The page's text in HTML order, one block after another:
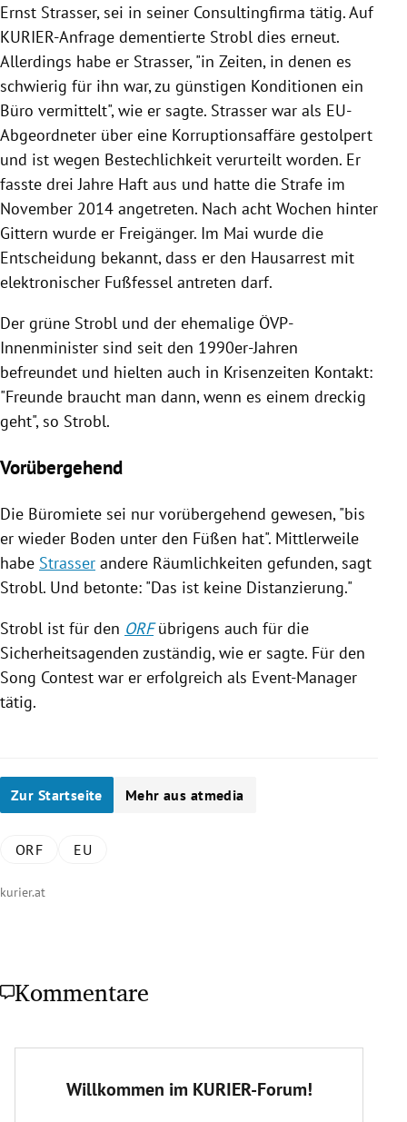
Untermenü
Ernst Strasser, sei in seiner Consultingfirma tätig. Auf
KURIER-Anfrage dementierte Strobl dies erneut.
Allerdings habe er Strasser, "in Zeiten, in denen es
schwierig für ihn war, zu günstigen Konditionen ein
Büro vermittelt", wie er sagte. Strasser war als EU-
Abgeordneter über eine Korruptionsaffäre gestolpert
und ist wegen Bestechlichkeit verurteilt worden. Er
fasste drei Jahre Haft aus und hatte die Strafe im
November 2014 angetreten. Nach acht Wochen hinter
Gittern wurde er Freigänger. Im Mai wurde die
Entscheidung bekannt, dass er den Hausarrest mit
elektronischer Fußfessel antreten darf.
Der grüne Strobl und der ehemalige ÖVP-
Innenminister sind seit den 1990er-Jahren
befreundet und hielten auch in Krisenzeiten Kontakt:
"Freunde braucht man dann, wenn es einem dreckig
geht", so Strobl.
Vorübergehend
Die Büromiete sei nur vorübergehend gewesen, "bis
er wieder Boden unter den Füßen hat". Mittlerweile
habe Strasser andere Räumlichkeiten gefunden, sagt
Strobl. Und betonte: "Das ist keine Distanzierung."
Strobl ist für den ORF übrigens auch für die
Sicherheitsagenden zuständig, wie er sagte. Für den
Song Contest war er erfolgreich als Event-Manager
tätig.
Zur Startseite Mehr aus atmedia
ORF EU
kurier.at
Kommentare